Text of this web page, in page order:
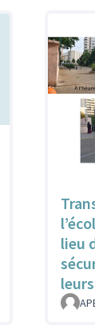
lieu